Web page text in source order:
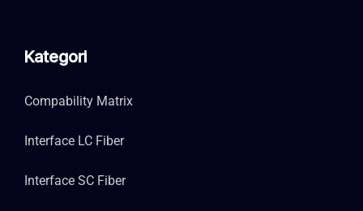
Kategori
Compability Matrix
Interface LC Fiber
Interface SC Fiber